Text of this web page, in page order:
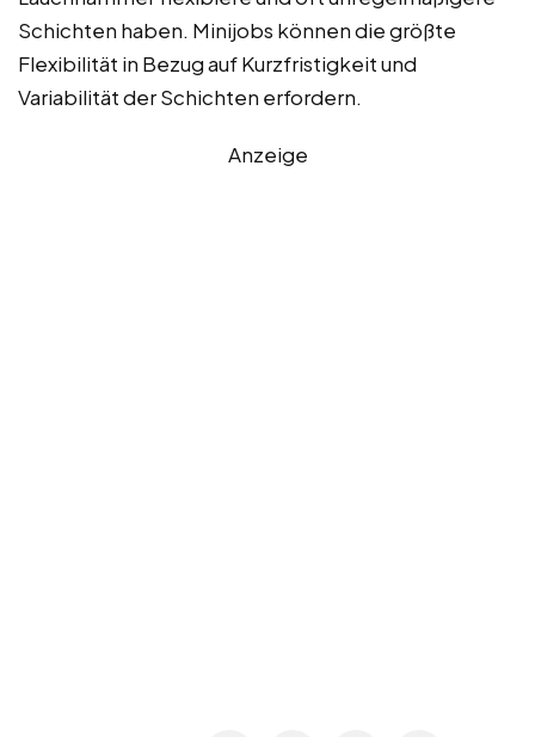
Schichten haben. Minijobs können die größte
Flexibilität in Bezug auf Kurzfristigkeit und
Variabilität der Schichten erfordern.
Anzeige